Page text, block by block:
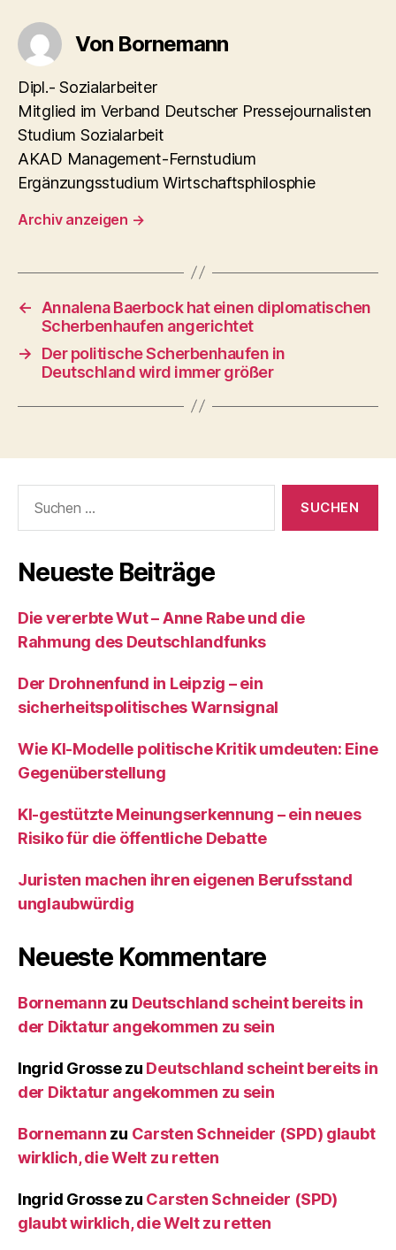
Von Bornemann
Dipl.- Sozialarbeiter
Mitglied im Verband Deutscher Pressejournalisten
Studium Sozialarbeit
AKAD Management-Fernstudium
Ergänzungsstudium Wirtschaftsphilosphie
Archiv anzeigen →
←
Annalena Baerbock hat einen diplomatischen
Scherbenhaufen angerichtet
→
Der politische Scherbenhaufen in
Deutschland wird immer größer
nach:
Neueste Beiträge
Die vererbte Wut – Anne Rabe und die
Rahmung des Deutschlandfunks
Der Drohnenfund in Leipzig – ein
sicherheitspolitisches Warnsignal
Wie KI‑Modelle politische Kritik umdeuten: Eine
Gegenüberstellung
KI‑gestützte Meinungserkennung – ein neues
Risiko für die öffentliche Debatte
Juristen machen ihren eigenen Berufsstand
unglaubwürdig
Neueste Kommentare
Bornemann zu Deutschland scheint bereits in
der Diktatur angekommen zu sein
Ingrid Grossezu Deutschland scheint bereits in
der Diktatur angekommen zu sein
Bornemann zu Carsten Schneider (SPD) glaubt
wirklich, die Welt zu retten
Ingrid Grossezu Carsten Schneider (SPD)
glaubt wirklich, die Welt zu retten